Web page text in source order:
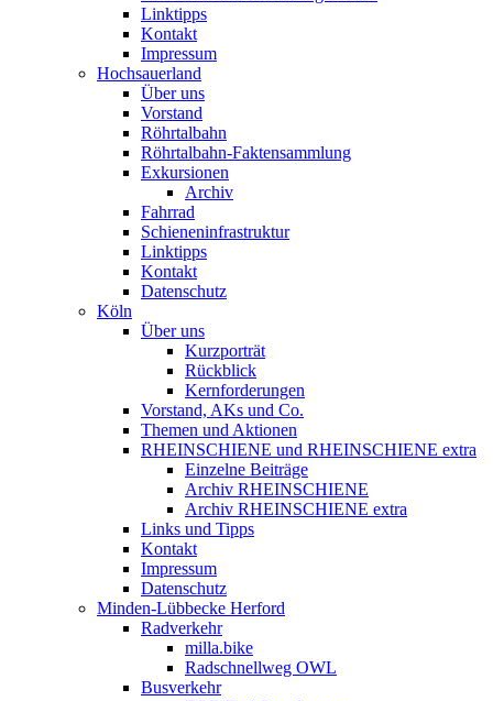
Linktipps
Kontakt
Impressum
Hochsauerland
Über uns
Vorstand
Röhrtalbahn
Röhrtalbahn-Faktensammlung
Exkursionen
Archiv
Fahrrad
Schieneninfrastruktur
Linktipps
Kontakt
Datenschutz
Köln
Über uns
Kurzporträt
Rückblick
Kernforderungen
Vorstand, AKs und Co.
Themen und Aktionen
RHEINSCHIENE und RHEINSCHIENE extra
Einzelne Beiträge
Archiv RHEINSCHIENE
Archiv RHEINSCHIENE extra
Links und Tipps
Kontakt
Impressum
Datenschutz
Minden-Lübbecke Herford
Radverkehr
milla.bike
Radschnellweg OWL
Busverkehr